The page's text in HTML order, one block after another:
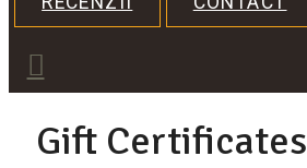
Gift Certificates